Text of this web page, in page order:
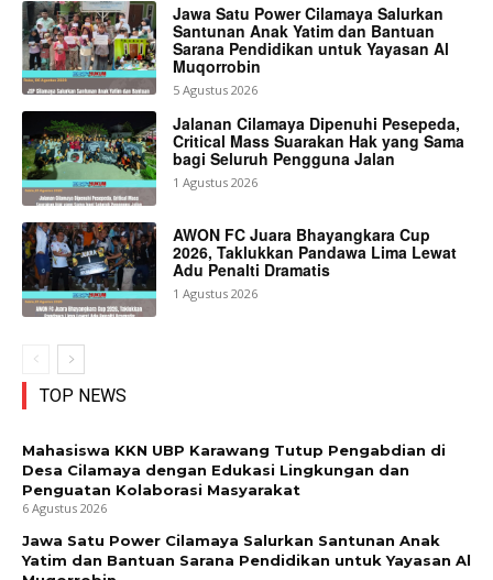
Jawa Satu Power Cilamaya Salurkan
Santunan Anak Yatim dan Bantuan
Sarana Pendidikan untuk Yayasan Al
Muqorrobin
5 Agustus 2026
Jalanan Cilamaya Dipenuhi Pesepeda,
Critical Mass Suarakan Hak yang Sama
bagi Seluruh Pengguna Jalan
1 Agustus 2026
AWON FC Juara Bhayangkara Cup
2026, Taklukkan Pandawa Lima Lewat
Adu Penalti Dramatis
1 Agustus 2026
TOP NEWS
Mahasiswa KKN UBP Karawang Tutup Pengabdian di
Desa Cilamaya dengan Edukasi Lingkungan dan
Penguatan Kolaborasi Masyarakat
6 Agustus 2026
Jawa Satu Power Cilamaya Salurkan Santunan Anak
Yatim dan Bantuan Sarana Pendidikan untuk Yayasan Al